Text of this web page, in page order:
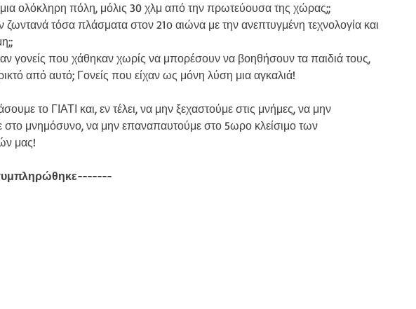
μια ολόκληρη πόλη, μόλις 30 χλμ από την πρωτεύουσα της χώρας;;
ζωντανά τόσα πλάσματα στον 21ο αιώνα με την ανεπτυγμένη τεχνολογία και
γονείς που χάθηκαν χωρίς να μπορέσουν να βοηθήσουν τα παιδιά τους,
από αυτό; Γονείς που είχαν ως μόνη λύση μια αγκαλιά!
το ΓΙΑΤΙ και, εν τέλει, να μην ξεχαστούμε στις μνήμες, να μην
στο μνημόσυνο, να μην επαναπαυτούμε στο 5ωρο κλείσιμο των
μας!